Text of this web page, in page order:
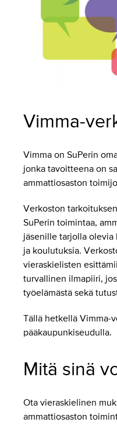
Vimma-
Vimma on SuPerin
jonka tavoitteena on
ammattiosaston
Verkoston
SuPerin toimintaa,
jäsenille tarjolla
ja koulutuksia.
vieraskielisten
turvallinen ilmapiiri,
työelämästä sekä
Tällä hetkellä Vimma-
pääkaupunkiseudulla.
Mitä sinä
Ota vieraskielinen
ammattiosaston